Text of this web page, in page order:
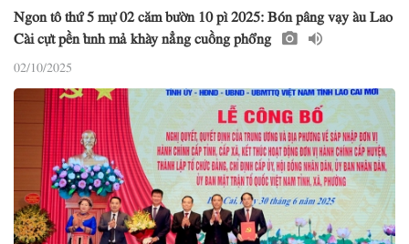
Ngon tô thứ 5 mự 02 căm bườn 10 pì 2025: Bón pâng vạy àu Lao
Cài cựt pền tỉnh mả khày nẳng cuồng phổng
02/10/2025